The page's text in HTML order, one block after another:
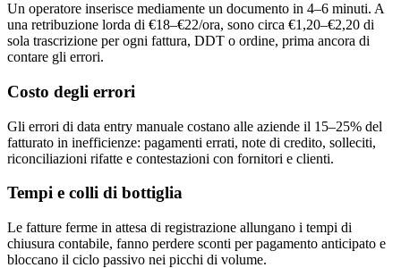
Un operatore inserisce mediamente un documento in 4–6 minuti. A
una retribuzione lorda di €18–€22/ora, sono circa €1,20–€2,20 di
sola trascrizione per ogni fattura, DDT o ordine, prima ancora di
contare gli errori.
Costo degli errori
Gli errori di data entry manuale costano alle aziende il 15–25% del
fatturato in inefficienze: pagamenti errati, note di credito, solleciti,
riconciliazioni rifatte e contestazioni con fornitori e clienti.
Tempi e colli di bottiglia
Le fatture ferme in attesa di registrazione allungano i tempi di
chiusura contabile, fanno perdere sconti per pagamento anticipato e
bloccano il ciclo passivo nei picchi di volume.